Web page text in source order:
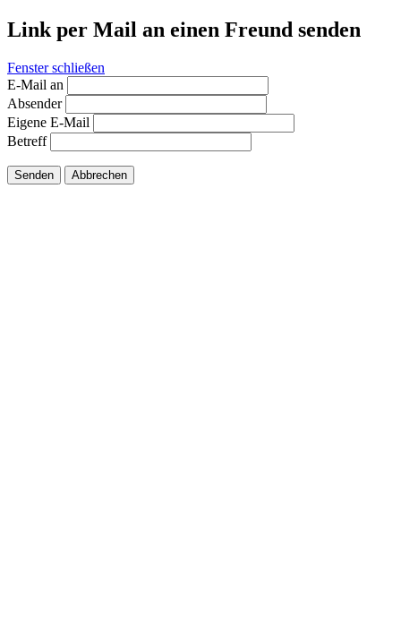
Link per Mail an einen Freund senden
Fenster schließen
E-Mail an
Absender
Eigene E-Mail
Betreff
Senden Abbrechen